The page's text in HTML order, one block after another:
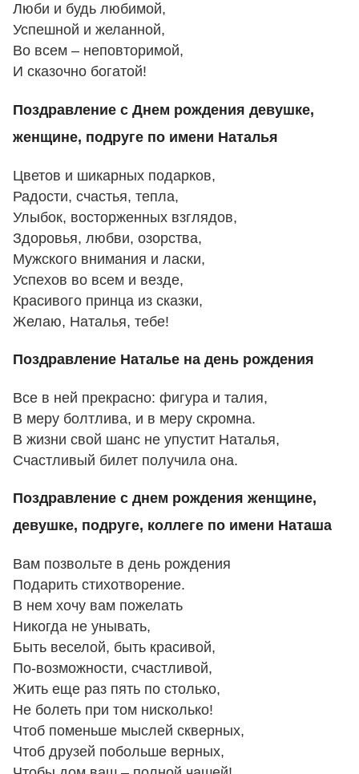
Люби и будь любимой,
Успешной и желанной,
Во всем – неповторимой,
И сказочно богатой!
Поздравление с Днем рождения девушке,
женщине, подруге по имени Наталья
Цветов и шикарных подарков,
Радости, счастья, тепла,
Улыбок, восторженных взглядов,
Здоровья, любви, озорства,
Мужского внимания и ласки,
Успехов во всем и везде,
Красивого принца из сказки,
Желаю, Наталья, тебе!
Поздравление Наталье на день рождения
Все в ней прекрасно: фигура и талия,
В меру болтлива, и в меру скромна.
В жизни свой шанс не упустит Наталья,
Счастливый билет получила она.
Поздравление с днем рождения женщине,
девушке, подруге, коллеге по имени Наташа
Вам позвольте в день рождения
Подарить стихотворение.
В нем хочу вам пожелать
Никогда не унывать,
Быть веселой, быть красивой,
По-возможности, счастливой,
Жить еще раз пять по столько,
Не болеть при том нисколько!
Чтоб поменьше мыслей скверных,
Чтоб друзей побольше верных,